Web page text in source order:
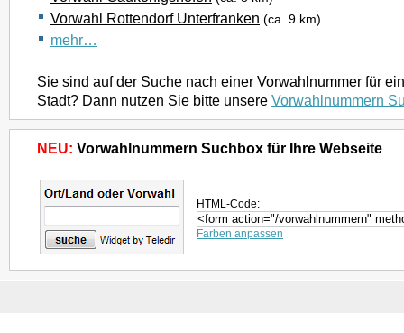
Vorwahl Rottendorf Unterfranken (ca. 9 km)
mehr…
Sie sind auf der Suche nach einer Vorwahlnummer für
Stadt? Dann nutzen Sie bitte unsere Vorwahlnummern
NEU: Vorwahlnummern Suchbox für Ihre Webseite
HTML-Code:
Farben anpassen